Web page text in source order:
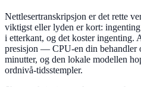
Nettlesertranskripsjon er det rette
viktigst eller lyden er kort:
i etterkant, og det koster ingenting.
presisjon — CPU-en din behandler
minutter, og den lokale modellen
ordnivå-tidsstempler.